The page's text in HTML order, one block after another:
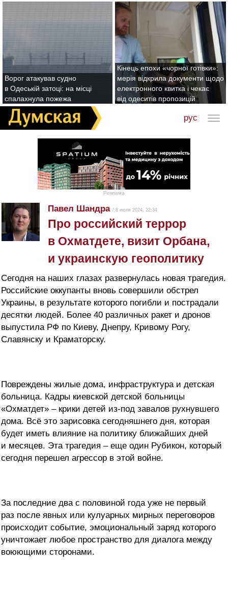
Ворог атакував судно
в Одеській затоці: на місці
спалахнула пожежа
Кінець епохи «чорної готівки»:
мерія відкрила документи щодо
електронного квитка і чекає
від одеситів пропозицій
рус
Реклама
Павел Шандра / 8 июля 2024, 22:34
Про российский террор
в Охматдете, визит Орбана,
и украинскую геополитику
Сегодня на наших глазах развернулась новая трагедия.
Российские оккупанты вновь совершили обстрел
Украины, в результате которого погибли и пострадали
десятки людей. Более 40 различных ракет и дронов
выпустила РФ по Киеву, Днепру, Кривому Рогу,
Славянску и Краматорску.
Повреждены жилые дома, инфраструктура и детская
больница. Кадры киевской детской больницы
«Охматдет» – крики детей из-под завалов рухнувшего
дома. Всё это зарисовка сегодняшнего дня, которая
будет иметь влияние на политику ближайших дней
и месяцев. Эта трагедия – еще один Рубикон, который
сегодня перешел агрессор в этой войне.
За последние два с половиной года уже не первый
раз после явных или кулуарных мирных переговоров
происходит событие, эмоциональный заряд которого
уничтожает любое пространство для диалога между
воюющими сторонами.